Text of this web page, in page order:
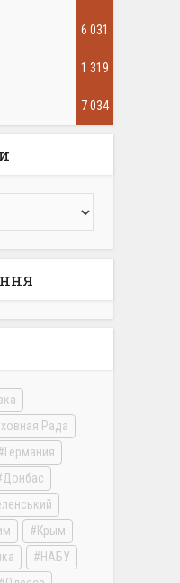
6 031
1 319
7 034
Рада
Германия
Донбас
Крым
НАБУ